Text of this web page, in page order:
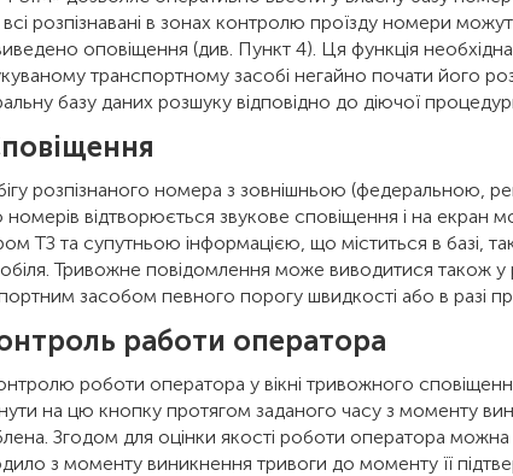
розпізнавані в зонах контролю проїзду номери
оповіщення (див. Пункт 4). Ця функція
транспортному засобі негайно почати його
базу даних розшуку відповідно до діючої
розпізнаного номера з зовнішньою (федеральною,
відтворюється звукове сповіщення і на екран
ТЗ та супутньою інформацією, що міститься в базі,
Тривожне повідомлення може виводитися також
засобом певного порогу швидкості або в разі
работи оператора
роботи оператора у вікні тривожного
на цю кнопку протягом заданого часу з моменту
Згодом для оцінки якості роботи оператора можна
з моменту виникнення тривоги до моменту її